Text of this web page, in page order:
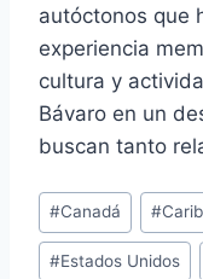
autóctonos que
experiencia
cultura y
Bávaro en un
buscan tanto
Post
Tags:
#Canadá #
#Estados Unidos